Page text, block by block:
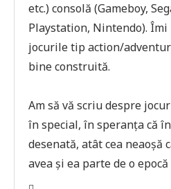
etc.) consolă (Gameboy,
Playstation, Nintendo).
jocurile tip action/
bine construită.
Am să vă scriu despre
în special, în speranța că
desenată, atât cea neaoșă
avea și ea parte de o